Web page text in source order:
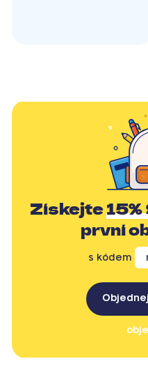
Získejte
první
s kódem